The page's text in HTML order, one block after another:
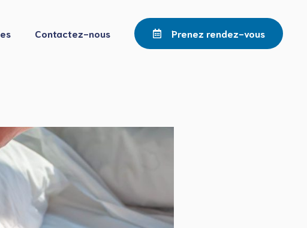
Contactez-nous Prenez rendez-vous